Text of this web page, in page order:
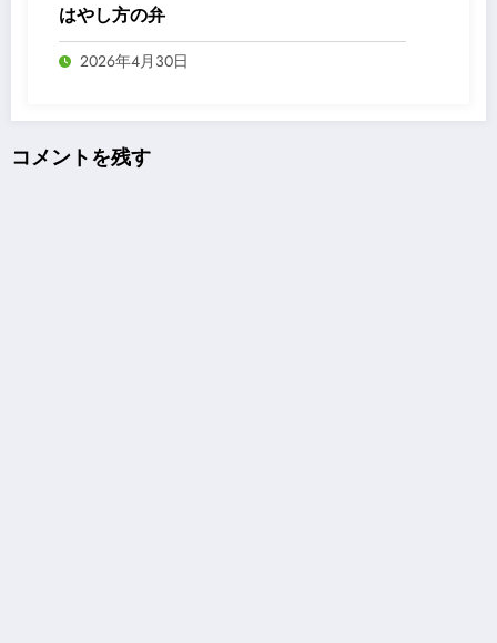
はやし方の弁
2026年4月30日
コメントを残す